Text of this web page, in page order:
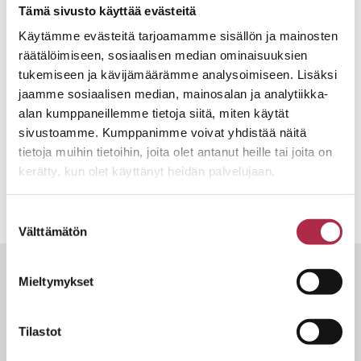
Tämä sivusto käyttää evästeitä
Käytämme evästeitä tarjoamamme sisällön ja mainosten
räätälöimiseen, sosiaalisen median ominaisuuksien
tukemiseen ja kävijämäärämme analysoimiseen. Lisäksi
jaamme sosiaalisen median, mainosalan ja analytiikka-
alan kumppaneillemme tietoja siitä, miten käytät
sivustoamme. Kumppanimme voivat yhdistää näitä
tietoja muihin tietoihin, joita olet antanut heille tai joita on
kerätty, kun olet käyttänyt heidän palvelujaan.
valinta
Välttämätön
Mieltymykset
Tilastot
Ohjeita tilaukseen:
Jos tarvitset henkilökuntaa, astiat tai pöytäliinat,
ota yhteyttäcatering@uniresta.fitai044 3500 427
Tilaukset viimeistään viikkoa ennen tilaisuutta.
Henkilömäärää mahdollisuus nostaa vielä viikkoa ennen
tilaisuutta.